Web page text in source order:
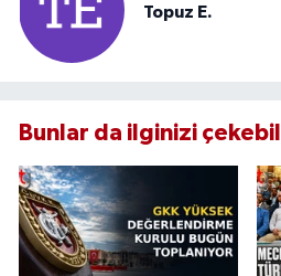
Topuz E.
Bunlar da ilginizi